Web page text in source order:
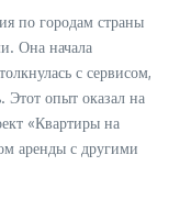
по городам страны
Она начала
с сервисом,
Этот опыт оказал на
«Квартиры на
аренды с другими